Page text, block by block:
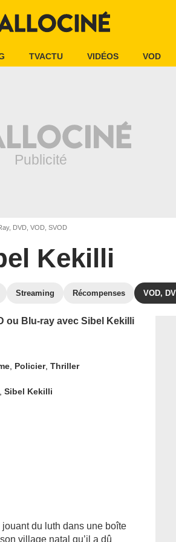
TVACTU VIDÉOS VOD
DVD, VOD, SVOD
Kekilli
Streaming Récompenses VOD,
ou Blu-ray avec Sibel Kekilli
, Policier, Thriller
Sibel Kekilli
du luth dans une boîte
village natal qu’il a dû